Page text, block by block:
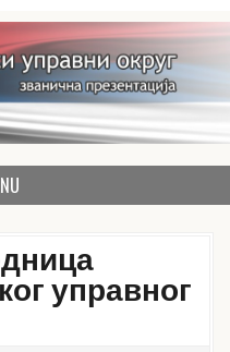
управног округа
управног